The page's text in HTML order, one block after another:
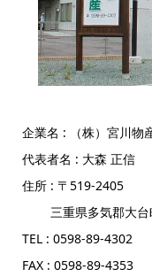
企業名 : （株）宮川物
代表者名 : 大森 正信
住所 : 〒519-2405
三重県多気郡大台
TEL : 0598-89-4302
FAX : 0598-89-4353